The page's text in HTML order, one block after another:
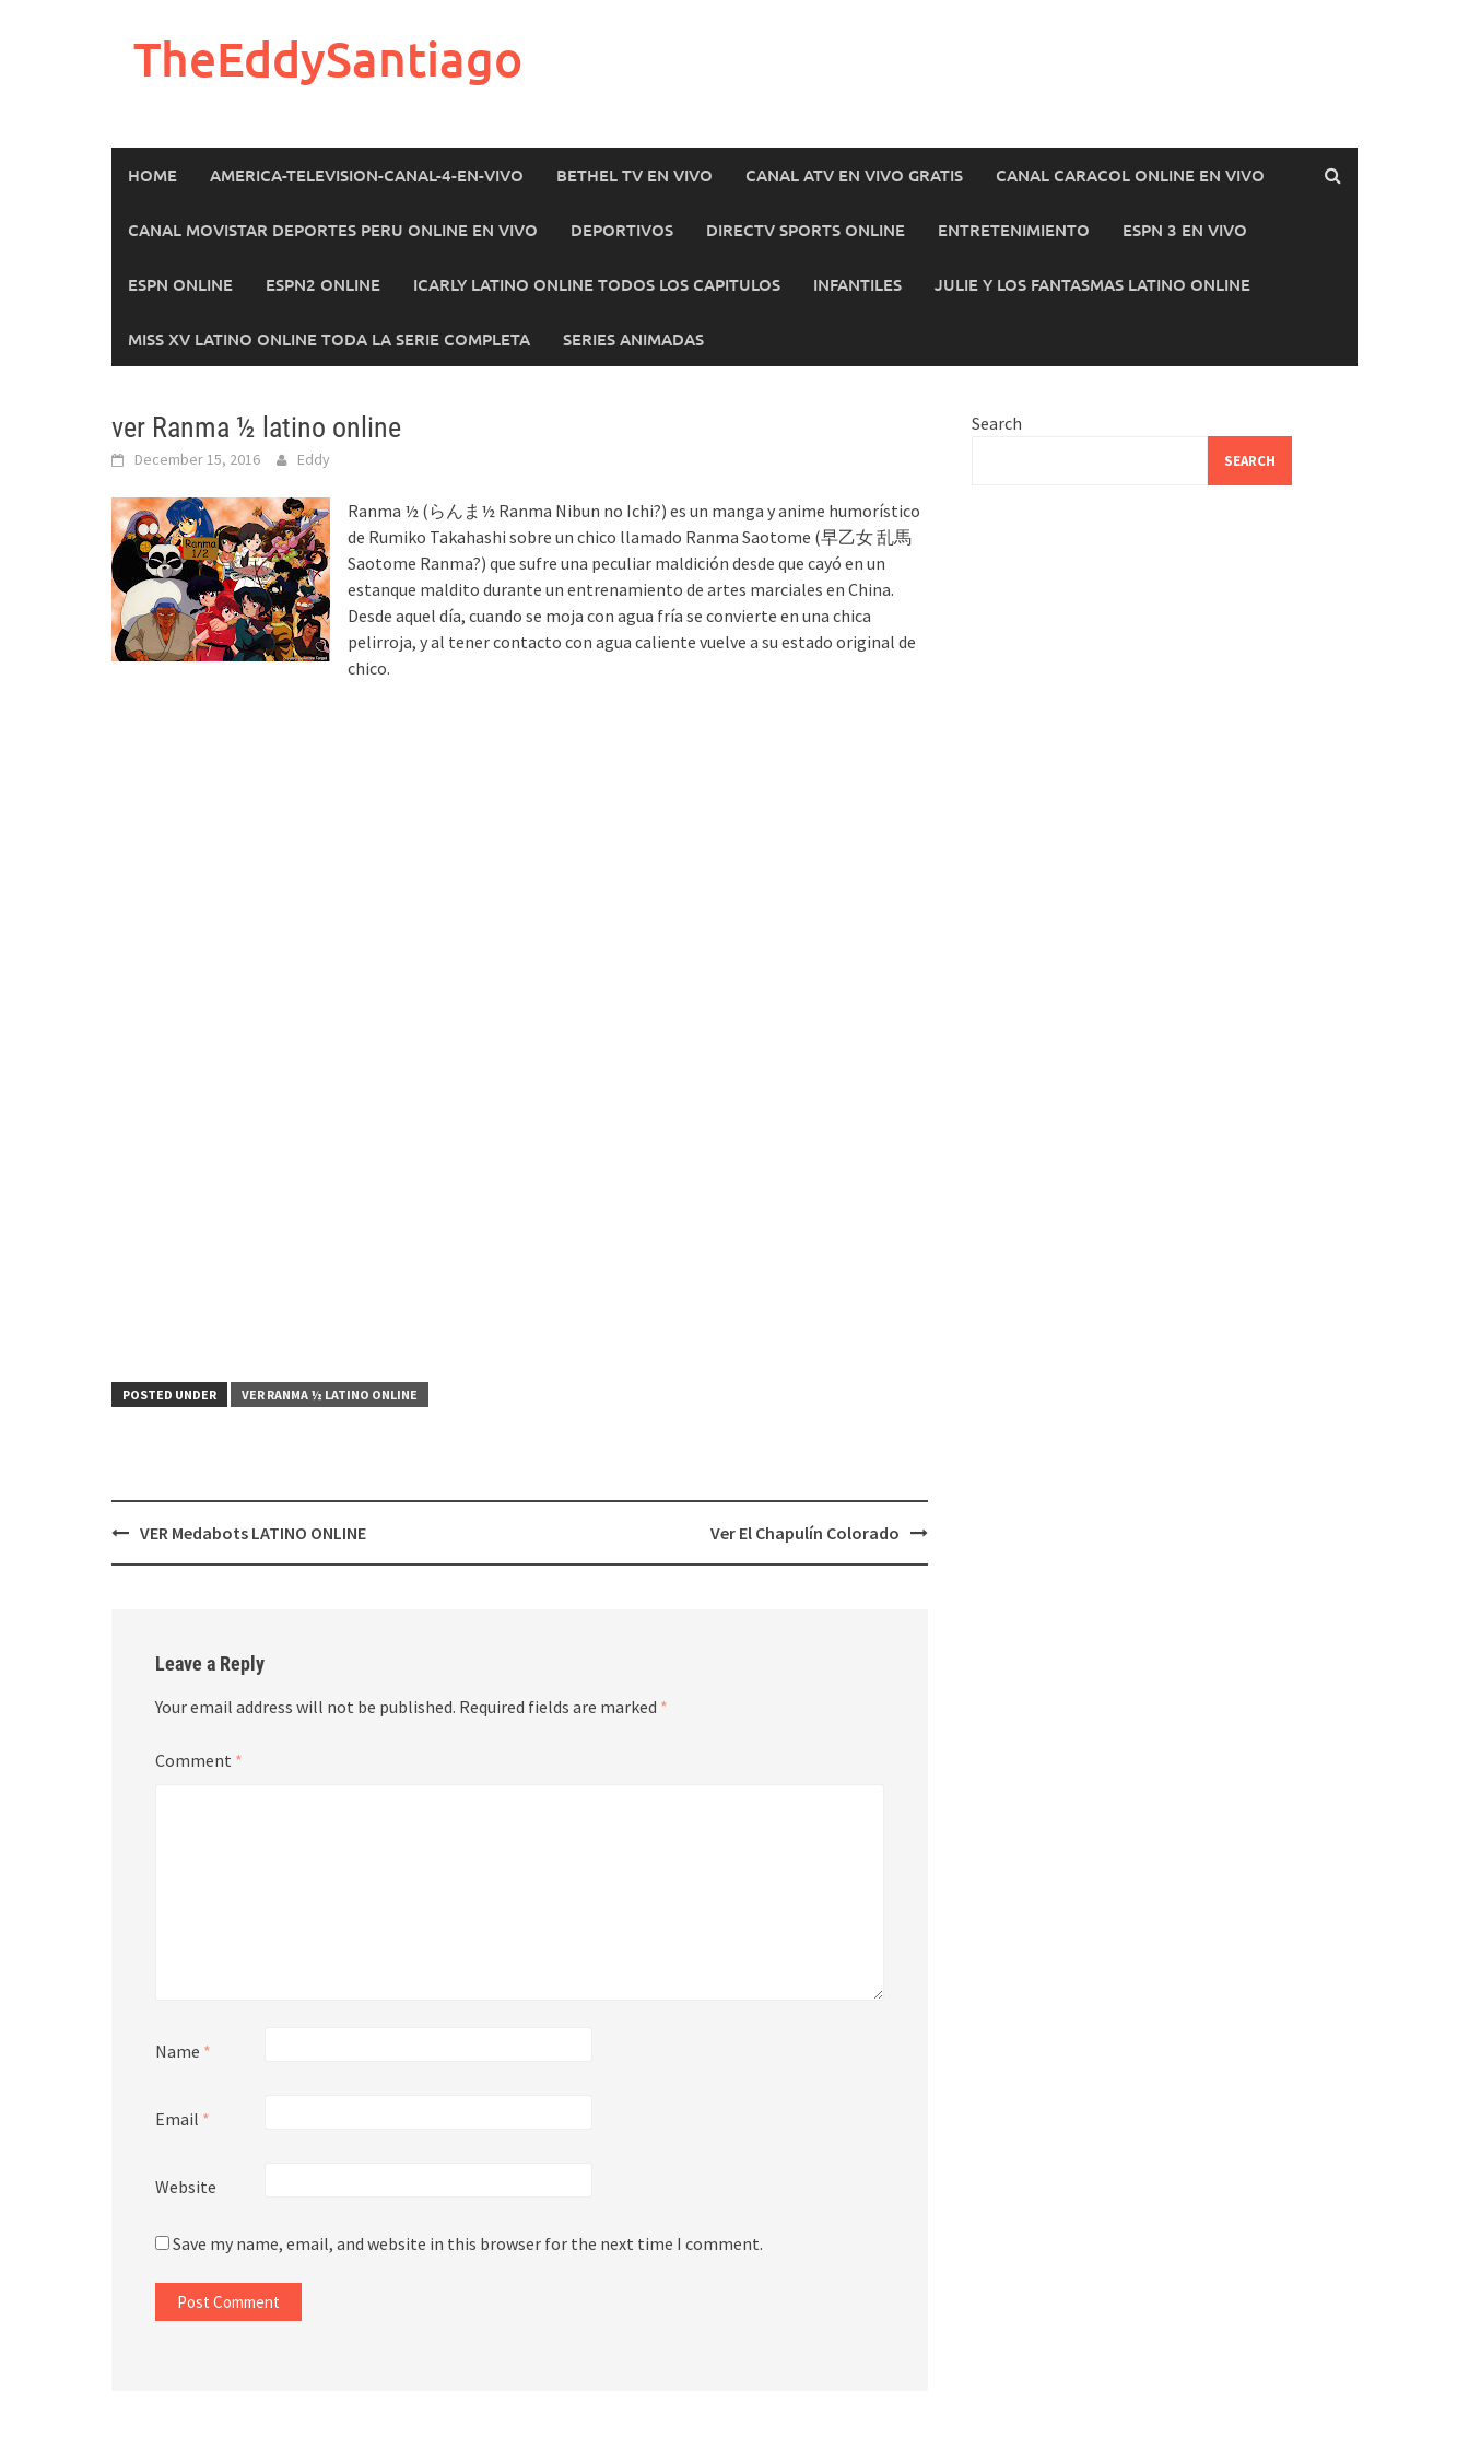
TheEddySantiago
HOME AMERICA-TELEVISION-CANAL-4-EN-VIVO BETHEL TV EN VIVO CANAL ATV EN VIVO GRATIS CANAL CARACOL ONLINE EN VIVO
CANAL MOVISTAR DEPORTES PERU ONLINE EN VIVO DEPORTIVOS DIRECTV SPORTS ONLINE ENTRETENIMIENTO ESPN 3 EN VIVO
ESPN ONLINE ESPN2 ONLINE ICARLY LATINO ONLINE TODOS LOS CAPITULOS INFANTILES JULIE Y LOS FANTASMAS LATINO ONLINE
MISS XV LATINO ONLINE TODA LA SERIE COMPLETA SERIES ANIMADAS
ver Ranma ½ latino online
December 15, 2016 Eddy
Ranma ½ (らんま½ Ranma Nibun no Ichi?) es un manga y anime humorístico
de Rumiko Takahashi sobre un chico llamado Ranma Saotome (早乙女 乱馬
Saotome Ranma?) que sufre una peculiar maldición desde que cayó en un
estanque maldito durante un entrenamiento de artes marciales en China.
Desde aquel día, cuando se moja con agua fría se convierte en una chica
pelirroja, y al tener contacto con agua caliente vuelve a su estado original de
chico.
POSTED UNDER VER RANMA ½ LATINO ONLINE
PostVER Medabots LATINO ONLINE Ver El Chapulín Colorado
Leave a Reply
Your email address will not be published. Required fields are marked *
Comment *
Name *
Email *
Website
Save my name, email, and website in this browser for the next time I comment.
Search
SEARCH